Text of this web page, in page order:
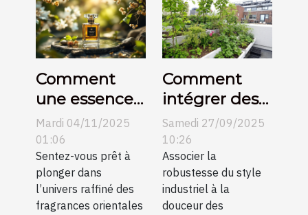
Comment
une essence
orientale
peut définir
l'élégance
moderne ?
Mardi 04/11/2025
01:06
Sentez-vous prêt à
plonger dans
l’univers raffiné des
fragrances orientales
Comment
intégrer des
éléments
naturels dans
un décor
industriel ?
Samedi 27/09/2025
10:26
Associer la
robustesse du style
industriel à la
douceur des